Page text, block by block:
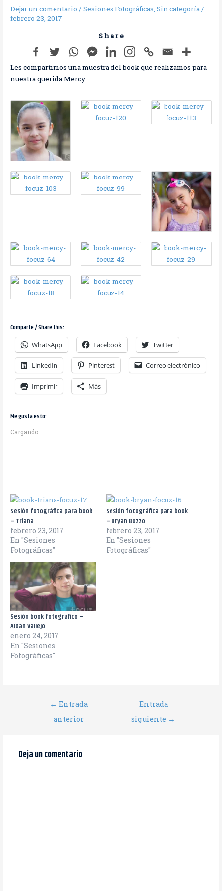
Dejar un comentario /Sesiones Fotográficas,Sin categoría/
febrero 23, 2017
S h a r e
Les compartimos una muestra del book que realizamos para
nuestra querida Mercy
Comparte / Share this:
WhatsApp Facebook Twitter
LinkedIn Pinterest Correo electrónico
Imprimir Más
Me gusta esto:
Cargando...
Sesión fotográfica para book
– Triana
febrero 23, 2017
En "Sesiones
Fotográficas"
Sesión fotográfica para book
– Bryan Bozzo
febrero 23, 2017
En "Sesiones
Fotográficas"
Sesión book fotográfico –
Aidan Vallejo
enero 24, 2017
En "Sesiones
Fotográficas"
← Entrada
anterior
Entrada
siguiente →
Deja un comentario